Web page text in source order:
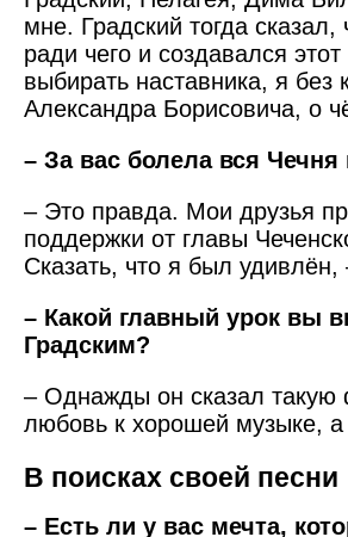
мне. Градский тогда
ради чего и создавался
выбирать наставника, я
Александра Борисовича, о
– За вас болела вся
– Это правда. Мои друзья
поддержки от главы
Сказать, что я был удивлён,
– Какой главный урок вы
Градским?
– Однажды он сказал
любовь к хорошей музыке,
В поисках своей песни
– Есть ли у вас мечта,